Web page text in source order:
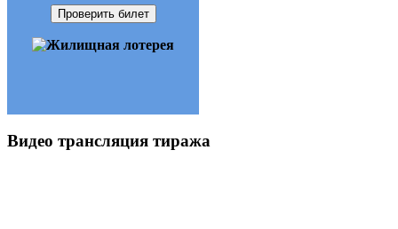
Проверить билет
Видео трансляция тиража